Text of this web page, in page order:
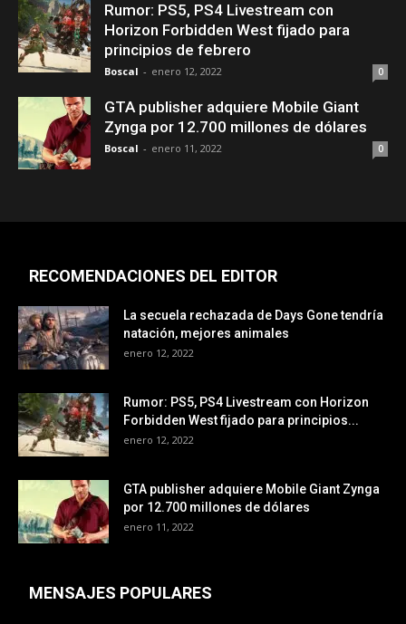
Rumor: PS5, PS4 Livestream con
Horizon Forbidden West fijado para
principios de febrero
Boscal - enero 12, 2022 0
GTA publisher adquiere Mobile Giant
Zynga por 12.700 millones de dólares
Boscal - enero 11, 2022 0
RECOMENDACIONES DEL EDITOR
La secuela rechazada de Days Gone tendría
natación, mejores animales
enero 12, 2022
Rumor: PS5, PS4 Livestream con Horizon
Forbidden West fijado para principios...
enero 12, 2022
GTA publisher adquiere Mobile Giant Zynga
por 12.700 millones de dólares
enero 11, 2022
MENSAJES POPULARES